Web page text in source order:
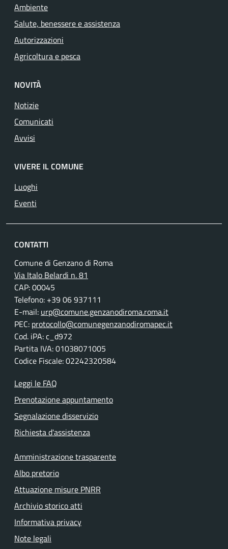
Ambiente
Salute, benessere e assistenza
Autorizzazioni
Agricoltura e pesca
NOVITÀ
Notizie
Comunicati
Avvisi
VIVERE IL COMUNE
Luoghi
Eventi
CONTATTI
Comune di Genzano di Roma
Via Italo Belardi n. 81
CAP: 00045
Telefono: +39 06 937111
E-mail: urp@comune.genzanodiroma.roma.it
PEC: protocollo@comunegenzanodiromapec.it
Cod. iPA: c_d972
Partita IVA: 01038071005
Codice Fiscale: 02242320584
Leggi le FAQ
Prenotazione appuntamento
Segnalazione disservizio
Richiesta d'assistenza
Amministrazione trasparente
Albo pretorio
Attuazione misure PNRR
Archivio storico atti
Informativa privacy
Note legali